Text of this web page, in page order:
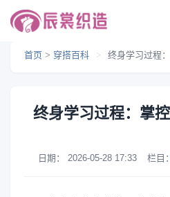
首页 > 穿搭百科 > 终身学习过程
终身学习过程：掌
日期： 2026-05-28 17:33 栏目：